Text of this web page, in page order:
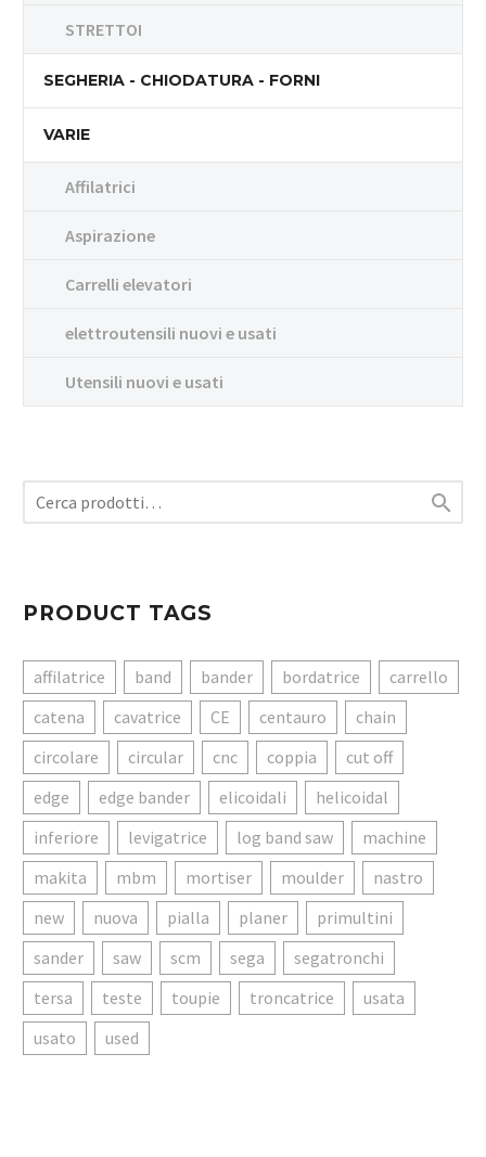
STRETTOI
SEGHERIA - CHIODATURA - FORNI
VARIE
Affilatrici
Aspirazione
Carrelli elevatori
elettroutensili nuovi e usati
Utensili nuovi e usati

PRODUCT TAGS
affilatrice band bander bordatrice
carrello
catena
cavatrice CE centauro
chain
circolare
circular cnc coppia
cut off
edge
edge bander elicoidali
helicoidal
inferiore
levigatrice log band saw
machine
makita
mbm mortiser moulder
nastro
new
nuova pialla planer
primultini
sander
saw scm sega
segatronchi
tersa
teste toupie troncatrice
usata
usato
used